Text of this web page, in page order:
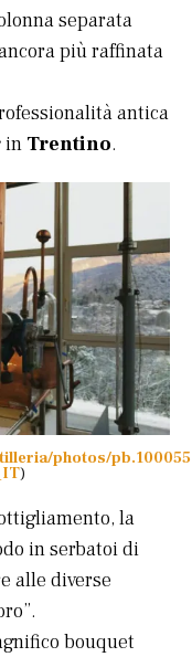
separata
più raffinata
antica
in Trentino.
photos/
)
la
in serbatoi di
alle diverse
bouquet